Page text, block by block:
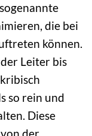
die bei
können.
Leiter bis
so rein und
Diese